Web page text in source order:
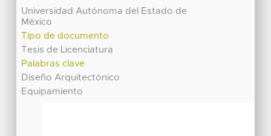
Universidad Autónoma del Estado de
México
Tipo de documento
Tesis de Licenciatura
Palabras clave
Diseño Arquitectónico
Equipamiento